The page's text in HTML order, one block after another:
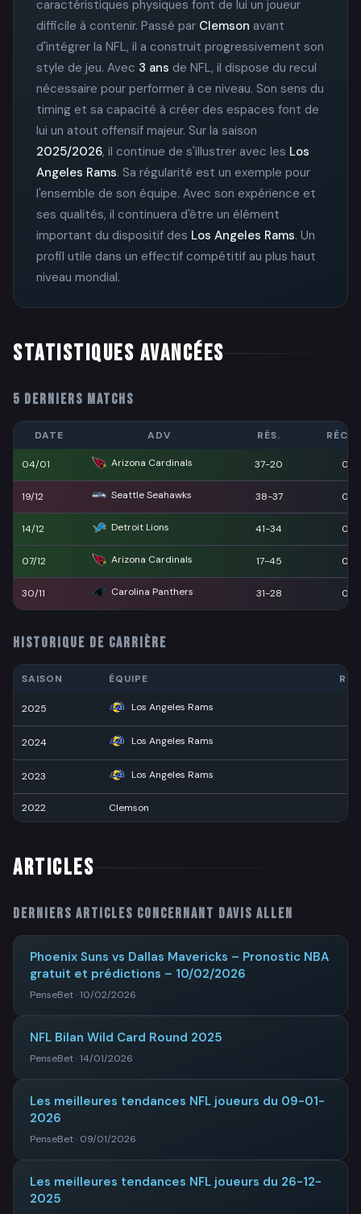
caractéristiques physiques font de lui un joueur
difficile à contenir. Passé par Clemson avant
d'intégrer la NFL, il a construit progressivement son
style de jeu. Avec 3 ans de NFL, il dispose du recul
nécessaire pour performer à ce niveau. Son sens du
timing et sa capacité à créer des espaces font de
lui un atout offensif majeur. Sur la saison
2025/2026, il continue de s'illustrer avec les Los
Angeles Rams. Sa régularité est un exemple pour
l'ensemble de son équipe. Avec son expérience et
ses qualités, il continuera d'être un élément
important du dispositif des Los Angeles Rams. Un
profil utile dans un effectif compétitif au plus haut
niveau mondial.
STATISTIQUES AVANCÉES
5 DERNIERS MATCHS
DATE ADV RÉS.
04/01 Arizona Cardinals 37-20 0
19/12 Seattle Seahawks 38-37 0
14/12 Detroit Lions 41-34 0
07/12 Arizona Cardinals 17-45 0
30/11 Carolina Panthers 31-28 0
HISTORIQUE DE CARRIÈRE
SAISON ÉQUIPE
2025 Los Angeles Rams
2024 Los Angeles Rams
2023 Los Angeles Rams
2022 Clemson
ARTICLES
Derniers articles concernant Davis Allen
Phoenix Suns vs Dallas Mavericks – Pronostic NBA
gratuit et prédictions – 10/02/2026
PenseBet · 10/02/2026
NFL Bilan Wild Card Round 2025
PenseBet · 14/01/2026
Les meilleures tendances NFL joueurs du 09-01-
2026
PenseBet · 09/01/2026
Les meilleures tendances NFL joueurs du 26-12-
2025